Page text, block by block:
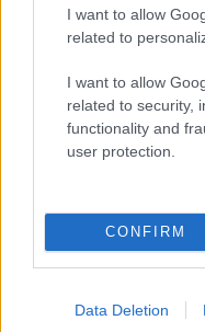
I want to allow
related to
I want to allow
related to security,
functionality and
user protection.
CONFIRM
Data Deletion
Ale vždy, keď…
vyjsť draho. Ako
clovek by cakal ze
sa zbavilo zarodkov